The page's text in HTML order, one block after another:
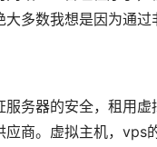
大多数我想是因为通
服务器的安全，租用
应商。虚拟主机，vps